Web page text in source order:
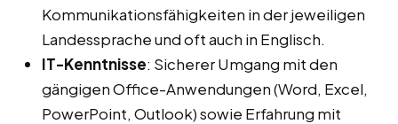
Kommunikationsfähigkeiten in der jeweiligen
Landessprache und oft auch in Englisch.
IT-Kenntnisse: Sicherer Umgang mit den
gängigen Office-Anwendungen (Word, Excel,
PowerPoint, Outlook) sowie Erfahrung mit